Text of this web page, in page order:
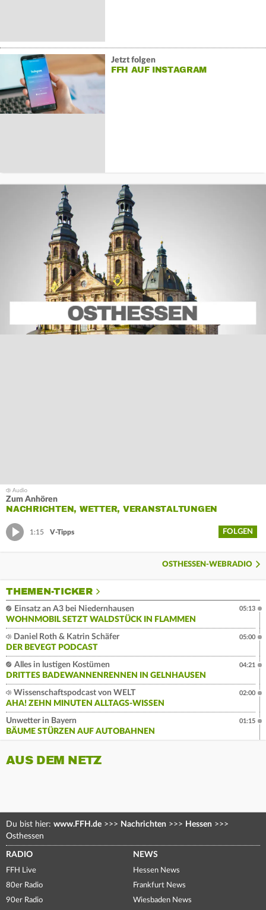
Jetzt folgen
FFH AUF INSTAGRAM
Zum Anhören
NACHRICHTEN, WETTER, VERANSTALTUNGEN
1:15 V-Tipps FOLGEN
OSTHESSEN-WEBRADIO
THEMEN-TICKER
Einsatz an A3 bei Niedernhausen
WOHNMOBIL SETZT WALDSTÜCK IN FLAMMEN
05:13
Daniel Roth & Katrin Schäfer
DER BEVEGT PODCAST
05:00
Alles in lustigen Kostümen
DRITTES BADEWANNENRENNEN IN GELNHAUSEN
04:21
Wissenschaftspodcast von WELT
AHA! ZEHN MINUTEN ALLTAGS-WISSEN
02:00
Unwetter in Bayern
BÄUME STÜRZEN AUF AUTOBAHNEN
01:15
AUS DEM NETZ
Du bist hier: www.FFH.de >>> Nachrichten >>> Hessen >>>
Osthessen
RADIO
FFH Live
80er Radio
90er Radio
NEWS
Hessen News
Frankfurt News
Wiesbaden News